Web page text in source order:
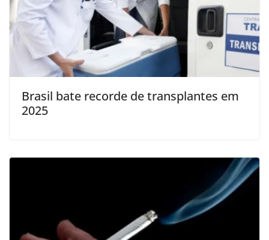
Brasil bate recorde de transplantes em
2025